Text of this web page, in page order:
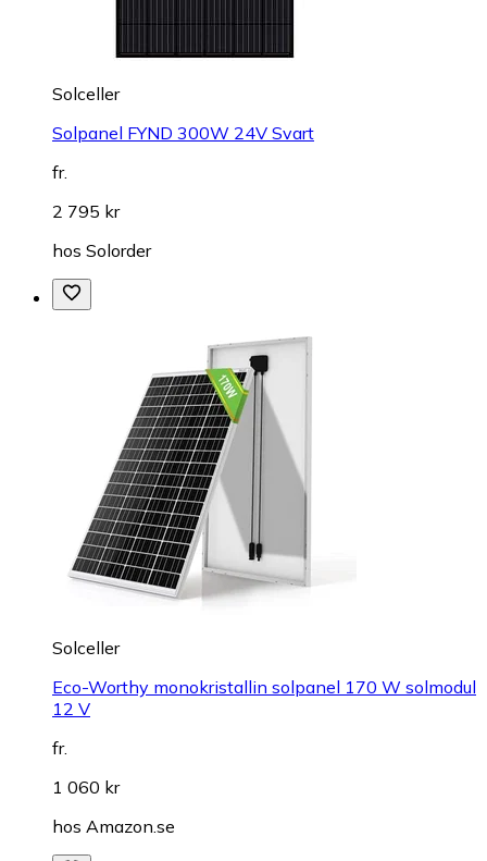
Solceller
Solpanel FYND 300W 24V Svart
fr.
2 795 kr
hos Solorder
Solceller
Eco-Worthy monokristallin solpanel 170 W solmodul
12 V
fr.
1 060 kr
hos Amazon.se